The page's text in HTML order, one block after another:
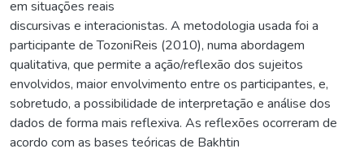
em situações reais
discursivas e interacionistas. A metodologia usada foi a
participante de TozoniReis (2010), numa abordagem
qualitativa, que permite a ação/reflexão dos sujeitos
envolvidos, maior envolvimento entre os participantes, e,
sobretudo, a possibilidade de interpretação e análise dos
dados de forma mais reflexiva. As reflexões ocorreram de
acordo com as bases teóricas de Bakhtin